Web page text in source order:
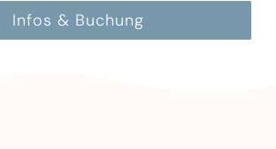
Infos & Buchung